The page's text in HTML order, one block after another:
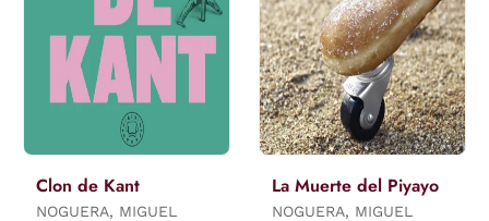
Clon de Kant
NOGUERA, MIGUEL
La Muerte del Piyayo
NOGUERA, MIGUEL